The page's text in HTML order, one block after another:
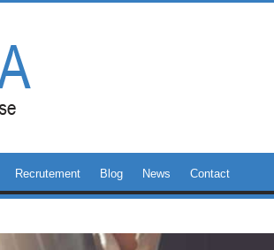
Recrutement Blog News Contact